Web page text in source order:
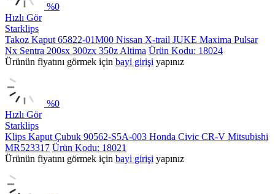
%0
Hızlı Gör
Starklips
Takoz Kaput 65822-01M00 Nissan X-trail JUKE Maxima Pulsar
Nx Sentra 200sx 300zx 350z Altima Ürün Kodu: 18024
Ürünün fiyatını görmek için bayi girişi yapınız
%0
Hızlı Gör
Starklips
Klips Kaput Çubuk 90562-S5A-003 Honda Civic CR-V Mitsubishi
MR523317 Ürün Kodu: 18021
Ürünün fiyatını görmek için bayi girişi yapınız